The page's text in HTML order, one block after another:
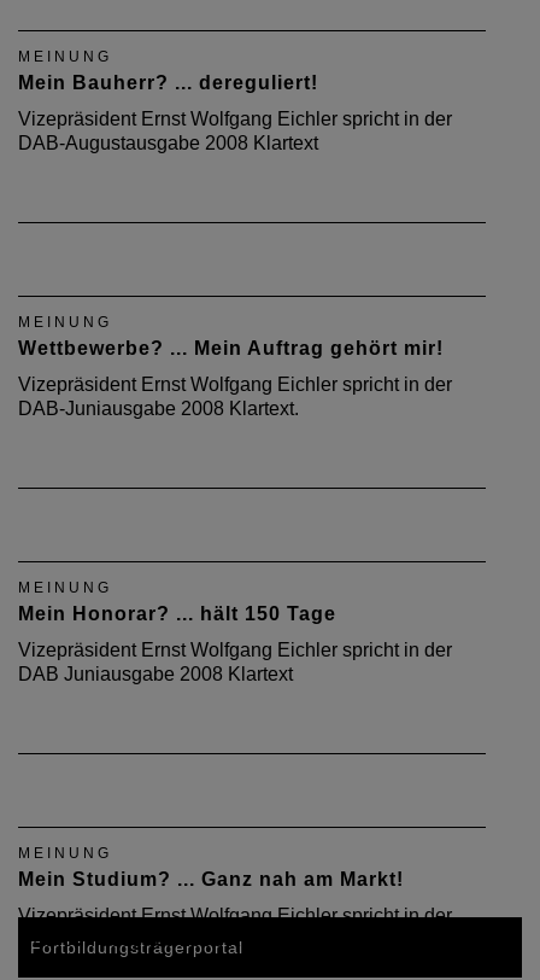
MEINUNG
Mein Bauherr? ... dereguliert!
Vizepräsident Ernst Wolfgang Eichler spricht in der
DAB-Augustausgabe 2008 Klartext
MEINUNG
Wettbewerbe? ... Mein Auftrag gehört mir!
Vizepräsident Ernst Wolfgang Eichler spricht in der
DAB-Juniausgabe 2008 Klartext.
MEINUNG
Mein Honorar? ... hält 150 Tage
Vizepräsident Ernst Wolfgang Eichler spricht in der
DAB Juniausgabe 2008 Klartext
MEINUNG
Mein Studium? ... Ganz nah am Markt!
Vizepräsident Ernst Wolfgang Eichler spricht in der
DAB Juniausgabe 2008 Klartext
Fortbildungsträgerportal